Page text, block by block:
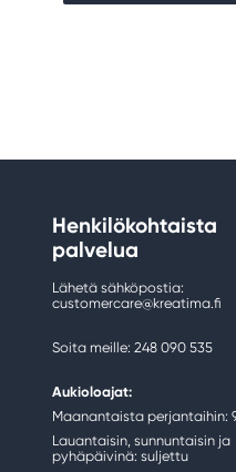
Henkilökohtaista
palvelua
Lähetä sähköpostia:
customercare@kreatima.fi
Soita meille: 248 090 535
Aukioloajat:
Maanantaista perjantaihin:
Lauantaisin, sunnuntaisin ja
pyhäpäivinä: suljettu